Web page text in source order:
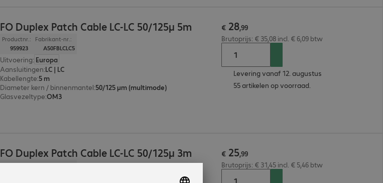
FO Duplex Patch Cable LC-LC 50/125µ 5m
Productnr.:
959923
Fabrikant-nr.:
A50FBLCLC5
Uitvoering: Europa
Aansluitingen:LC | LC
Kabellengte:5 m
Diameter kern / binnenmantel:50/125 µm (multimode)
Glasvezeltype:OM3
€ 28,99
Brutoprijs: € 35,08 incl. € 6,09 btw
Levering vanaf 12. augustus
55 artikelen op voorraad.
FO Duplex Patch Cable LC-LC 50/125µ 3m
Productnr.: Fabrikant-nr.:
€ 25,99
Brutoprijs: € 31,45 incl. € 5,46 btw